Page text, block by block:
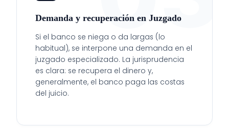
Demanda y recuperación en Juzgado
Si el banco se niega o da largas (lo
habitual), se interpone una demanda en el
juzgado especializado. La jurisprudencia
es clara: se recupera el dinero y,
generalmente, el banco paga las costas
del juicio.